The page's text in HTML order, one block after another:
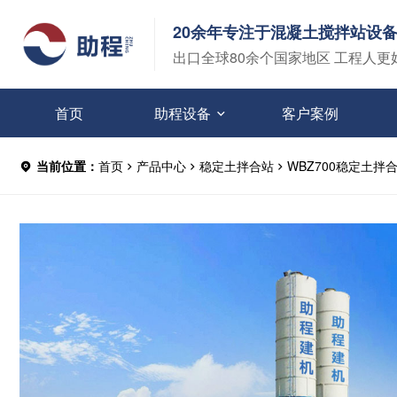
20余年专注于混凝土搅拌站设
出口全球80余个国家地区 工程人更
首页 助程设备 客户案例
当前位置： 首页 产品中心 稳定土拌合站 WBZ700稳定土拌